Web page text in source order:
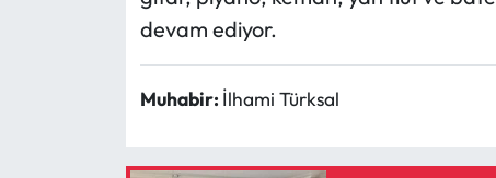
devam ediyor.
Muhabir: İlhami Türksal
Uğurludağ Haberleri